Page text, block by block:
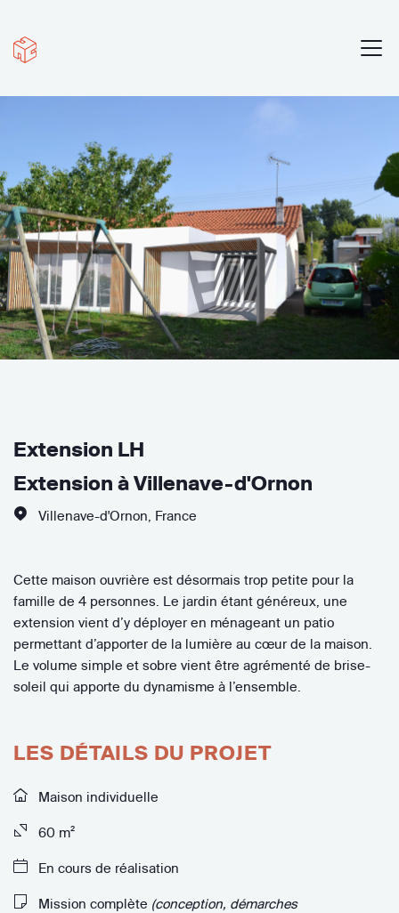
Extension LH
Extension à Villenave-d'Ornon
Villenave-d'Ornon France
Cette maison ouvrière est désormais trop petite pour la
famille de 4 personnes. Le jardin étant généreux, une
extension vient d’y déployer en ménageant un patio
permettant d’apporter de la lumière au cœur de la maison.
Le volume simple et sobre vient être agrémenté de brise-
soleil qui apporte du dynamisme à l’ensemble.
LES DÉTAILS DU PROJET
Maison individuelle
60 m²
En cours de réalisation
Mission complète (conception, démarches